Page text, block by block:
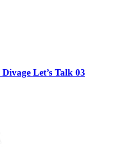
Let’s Talk 03